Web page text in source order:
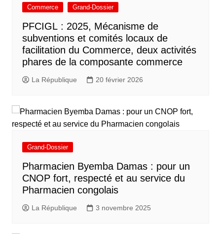
Commerce Grand-Dossier
PFCIGL : 2025, Mécanisme de
subventions et comités locaux de
facilitation du Commerce, deux activités
phares de la composante commerce
La République 20 février 2026
Grand-Dossier
Pharmacien Byemba Damas : pour un
CNOP fort, respecté et au service du
Pharmacien congolais
La République 3 novembre 2025